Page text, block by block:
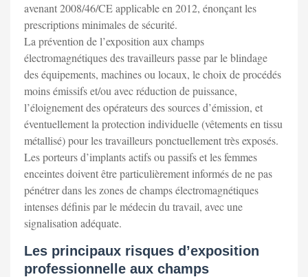
avenant 2008/46/CE applicable en 2012, énonçant les
prescriptions minimales de sécurité.
La prévention de l’exposition aux champs
électromagnétiques des travailleurs passe par le blindage
des équipements, machines ou locaux, le choix de procédés
moins émissifs et/ou avec réduction de puissance,
l’éloignement des opérateurs des sources d’émission, et
éventuellement la protection individuelle (vêtements en tissu
métallisé) pour les travailleurs ponctuellement très exposés.
Les porteurs d’implants actifs ou passifs et les femmes
enceintes doivent être particulièrement informés de ne pas
pénétrer dans les zones de champs électromagnétiques
intenses définis par le médecin du travail, avec une
signalisation adéquate.
Les principaux risques d’exposition
professionnelle aux champs